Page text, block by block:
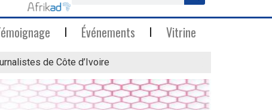
Événements Vitrine
de Côte d’Ivoire